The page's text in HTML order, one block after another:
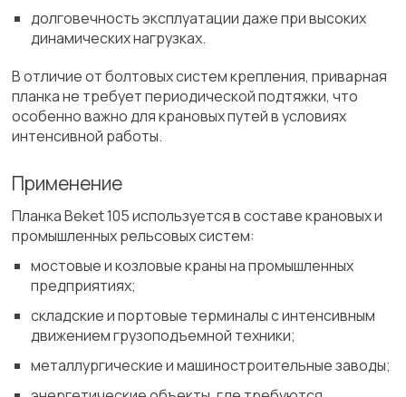
долговечность эксплуатации даже при высоких
динамических нагрузках.
В отличие от болтовых систем крепления, приварная
планка не требует периодической подтяжки, что
особенно важно для крановых путей в условиях
интенсивной работы.
Применение
Планка Beket 105 используется в составе крановых и
промышленных рельсовых систем:
мостовые и козловые краны на промышленных
предприятиях;
складские и портовые терминалы с интенсивным
движением грузоподъемной техники;
металлургические и машиностроительные заводы;